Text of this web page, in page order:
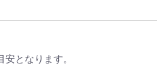
となります。